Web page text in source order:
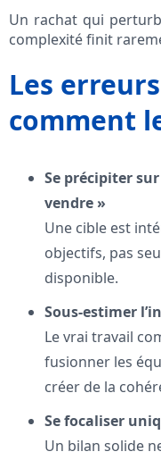
Un rachat qui
complexité finit
Les
comment
Se précipiter
vendre »
Une cible est
objectifs, pas
disponible.
Sous‑estimer
Le vrai travail
fusionner les
créer de la
Se focaliser
Un bilan solide